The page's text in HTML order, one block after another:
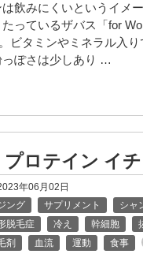
飲みにくいというイメ
っているザバス「for
ビタミンやミネラル入
っぽさは少しあり …
ロテイン イ
年06月02日
ング
サプリメント シャ
脱毛症 冷え 幹細胞
剤 血流 運動 食事